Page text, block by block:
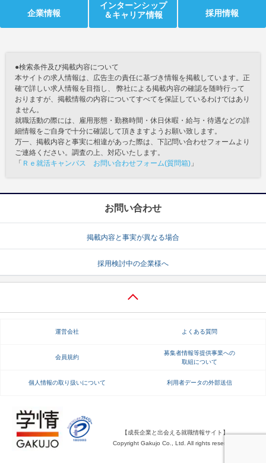
企業情報
インターンシップ
＆キャリア情報
採用情報
●検索条件及び掲載内容について
本サイトの求人情報は、広告主の責任に基づき情報を掲載しています。正
確で詳しい求人情報を目指し、 弊社による掲載内容の確認を随時行って
おりますが、掲載情報の内容についてすべてを保証しているわけではあり
ません。
就職活動の際には、雇用形態・勤務時間・休日休暇・給与・待遇などの詳
細情報をご自身で十分に確認して頂きますようお願い致します。
万一、掲載内容と事実に相違があった際は、下記問い合わせフォームより
ご連絡ください。調査の上、対応いたします。
「 Ｒｅ就活キャンパス お問い合わせフォーム(質問箱) 」
お問い合わせ
掲載内容と事実が異なる場合
採用検討中の企業様へ
運営会社 よくある質問
会員規約
募集者情報等提供事業への
取組について
個人情報の取り扱いについて 利用者データの外部送信
【成長企業と出会える就職情報サイト】
Copyright Gakujo Co., Ltd. All rights reserved.